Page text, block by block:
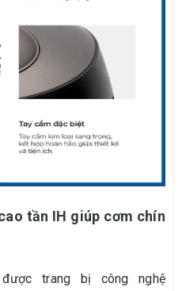
tần IH giúp cơm chín
trang bị công nghệ